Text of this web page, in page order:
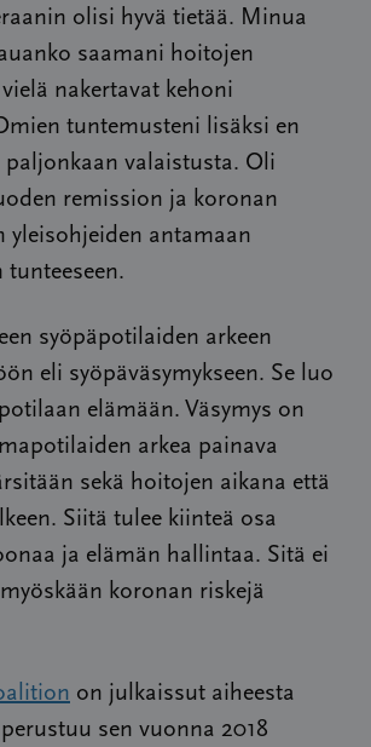
olisi hyvä tietää. Minua
saamani hoitojen
nakertavat kehoni
tuntemusteni lisäksi en
paljonkaan valaistusta. Oli
remission ja koronan
yleisohjeiden antamaan
syöpäpotilaiden arkeen
eli syöpäväsymykseen. Se luo
elämään. Väsymys on
arkea painava
sekä hoitojen aikana että
Siitä tulee kiinteä osa
ja elämän hallintaa. Sitä ei
koronan riskejä
on julkaissut aiheesta
sen vuonna 2018